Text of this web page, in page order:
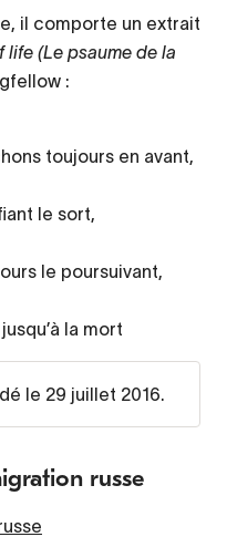
il comporte un extrait
life (Le psaume de la
:
toujours en avant,
le sort,
le poursuivant,
la mort
le 29 juillet 2016.
russe